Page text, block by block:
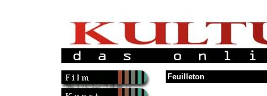
Feuilleton